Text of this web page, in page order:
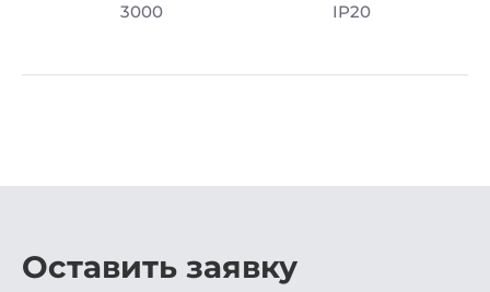
3000 IP20
Оставить заявку